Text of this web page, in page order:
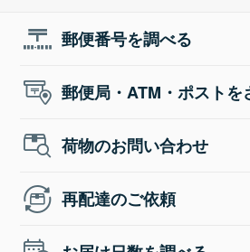
郵便番号を調べる
郵便局・ATM・ポストを
荷物のお問い合わせ
再配達のご依頼